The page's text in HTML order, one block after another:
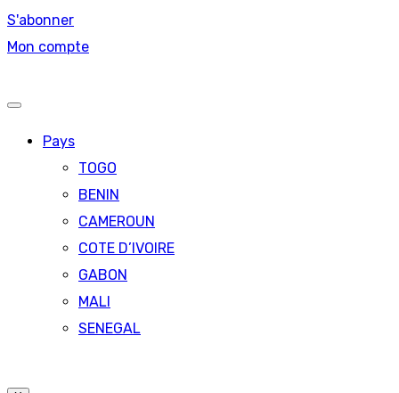
S'abonner
Mon compte
Pays
TOGO
BENIN
CAMEROUN
COTE D’IVOIRE
GABON
MALI
SENEGAL